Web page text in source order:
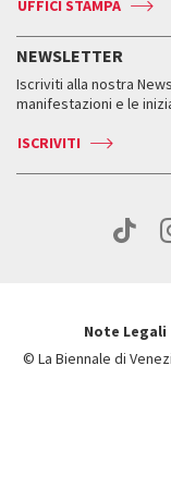
Press
Accrediti
Come raggiungerci
Come raggiungerci
Contatti
Press
Press
Orari e sedi
Biglietti
Servizi al pubblico
Come raggiungerci
Contatti
ASAC DATI
Storia
Orari e sedi
UFFICI STAMPA
NEWSLETTER
Iscriviti alla nostra
manifestazioni e le
ISCRIVITI
Note Legali
© La Biennale di